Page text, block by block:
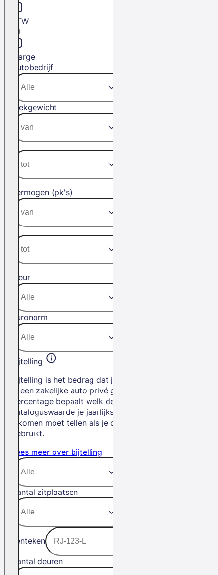
BTW
Marge
Autobedrijf
Trekgewicht
Vermogen (pk's)
Kleur
Euronorm
Bijtelling
Bijtelling is het bedrag dat je betaalt als
je een zakelijke auto privé gebruikt. Het
percentage bepaalt welk deel van de
cataloguswaarde je jaarlijks bij je
inkomen moet tellen als je de auto privé
gebruikt.
Lees meer over bijtelling
Aantal zitplaatsen
Kenteken
Aantal deuren